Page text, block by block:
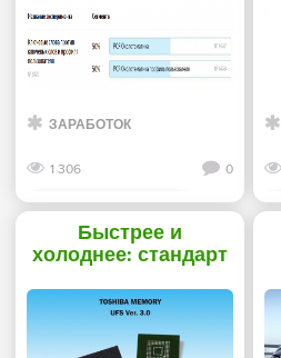
результаты и
рекомендации -
«Заработок»
ЗАРАБОТОК
1 306 0
Смотреть дальше
Быстрее и
холоднее: стандарт
Storage обновили до
версии UFS 3.1 -
«Новости сети»